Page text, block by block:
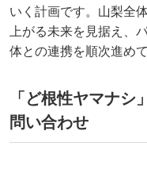
いく計画です。山梨全
上がる未来を見据え、
体との連携を順次進め
「ど根性ヤマナ
問い合わせ